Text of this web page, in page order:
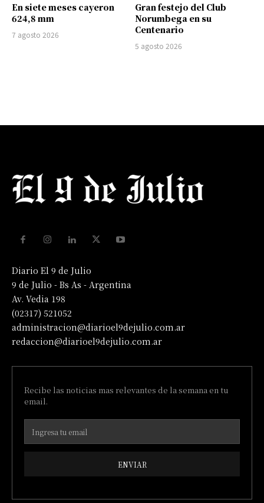
En siete meses cayeron
624,8 mm
7 agosto 2026
Gran festejo del Club
Norumbega en su
Centenario
5 agosto 2026
Diario El 9 de Julio
9 de Julio - Bs As - Argentina
Av. Vedia 198
(02317) 521052
administracion@diarioel9dejulio.com.ar
redaccion@diarioel9dejulio.com.ar
Recibe las noticias mas relevantes de la semana en tu
email.
ENVIAR